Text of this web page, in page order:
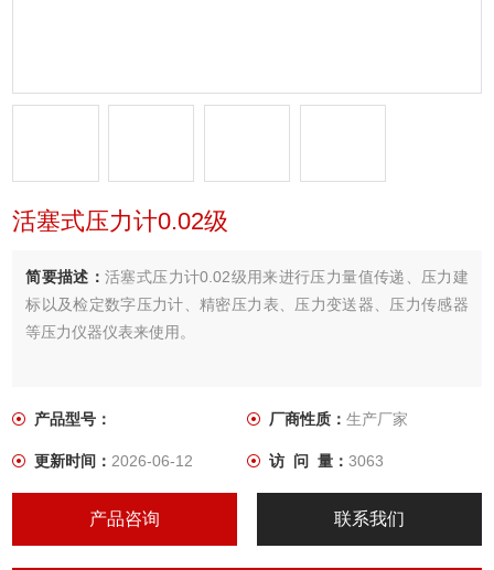
活塞式压力计0.02级
简要描述：活塞式压力计0.02级用来进行压力量值传递、压力建
标以及检定数字压力计、精密压力表、压力变送器、压力传感器
等压力仪器仪表来使用。
产品型号： 厂商性质： 生产厂家
更新时间：2026-06-12 访 问 量： 3063
产品咨询 联系我们